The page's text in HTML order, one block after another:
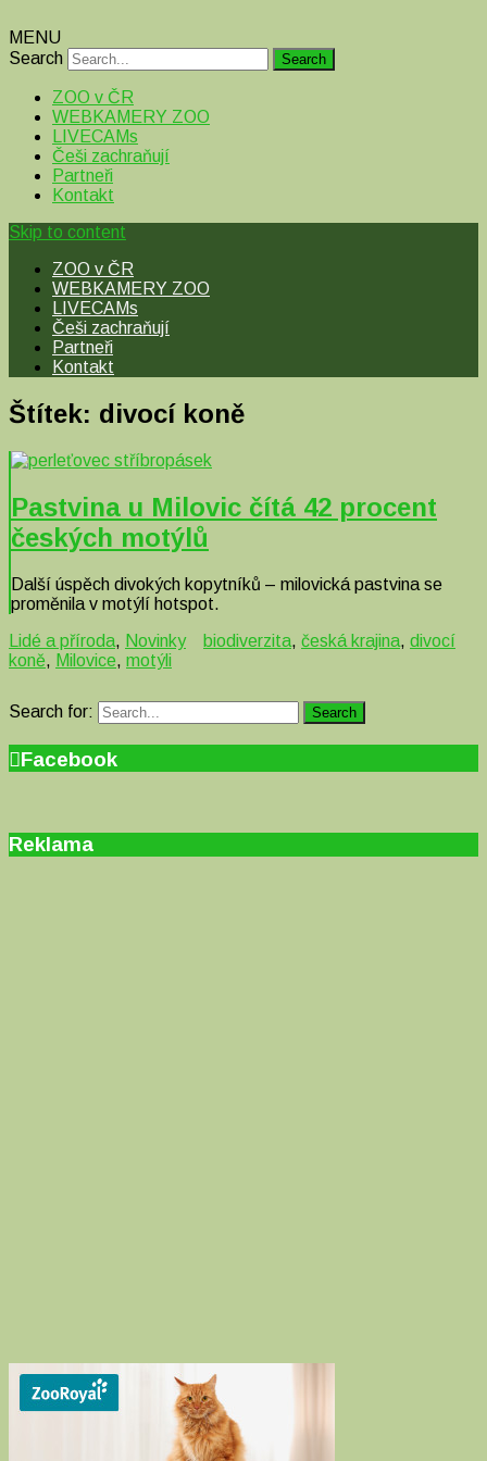
MENU
Search
ZOO v ČR
WEBKAMERY ZOO
LIVECAMs
Češi zachraňují
Partneři
Kontakt
Skip to content
ZOO v ČR
WEBKAMERY ZOO
LIVECAMs
Češi zachraňují
Partneři
Kontakt
Štítek: divocí koně
Pastvina u Milovic čítá 42 procent
českých motýlů
Další úspěch divokých kopytníků – milovická pastvina se
proměnila v motýlí hotspot.
Lidé a příroda, Novinky biodiverzita, česká krajina, divocí
koně, Milovice, motýli
Search for: Search
Facebook
Reklama